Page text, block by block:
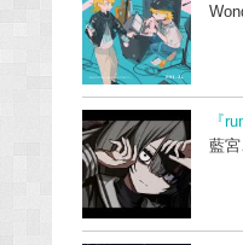
『
藍